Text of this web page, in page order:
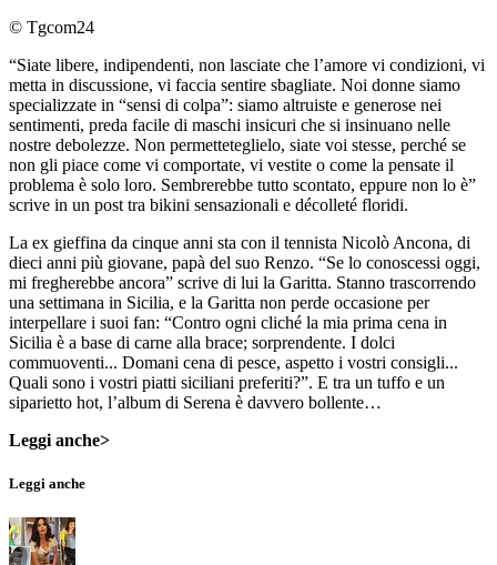
© Tgcom24
“Siate libere, indipendenti, non lasciate che l’amore vi condizioni, vi
metta in discussione, vi faccia sentire sbagliate. Noi donne siamo
specializzate in “sensi di colpa”: siamo altruiste e generose nei
sentimenti, preda facile di maschi insicuri che si insinuano nelle
nostre debolezze. Non permetteteglielo, siate voi stesse, perché se
non gli piace come vi comportate, vi vestite o come la pensate il
problema è solo loro. Sembrerebbe tutto scontato, eppure non lo è”
scrive in un post tra bikini sensazionali e décolleté floridi.
La ex gieffina da cinque anni sta con il tennista Nicolò Ancona, di
dieci anni più giovane, papà del suo Renzo. “Se lo conoscessi oggi,
mi fregherebbe ancora” scrive di lui la Garitta. Stanno trascorrendo
una settimana in Sicilia, e la Garitta non perde occasione per
interpellare i suoi fan: “Contro ogni cliché la mia prima cena in
Sicilia è a base di carne alla brace; sorprendente. I dolci
commuoventi... Domani cena di pesce, aspetto i vostri consigli...
Quali sono i vostri piatti siciliani preferiti?”. E tra un tuffo e un
siparietto hot, l’album di Serena è davvero bollente…
Leggi anche>
Leggi anche